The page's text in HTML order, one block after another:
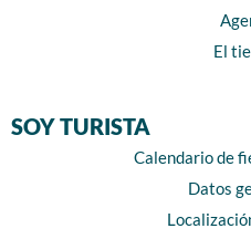
El
SOY TURISTA
Calendario de
Datos